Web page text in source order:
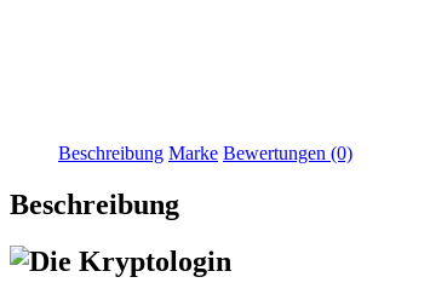
Beschreibung Marke Bewertungen (0)
Beschreibung